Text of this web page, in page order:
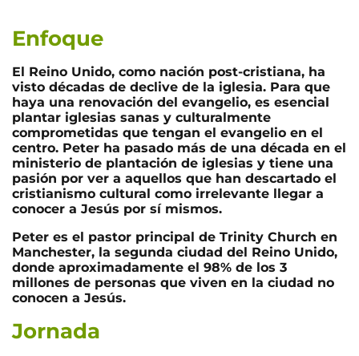
Enfoque
El Reino Unido, como nación post-cristiana, ha
visto décadas de declive de la iglesia. Para que
haya una renovación del evangelio, es esencial
plantar iglesias sanas y culturalmente
comprometidas que tengan el evangelio en el
centro. Peter ha pasado más de una década en el
ministerio de plantación de iglesias y tiene una
pasión por ver a aquellos que han descartado el
cristianismo cultural como irrelevante llegar a
conocer a Jesús por sí mismos.
Peter es el pastor principal de Trinity Church en
Manchester, la segunda ciudad del Reino Unido,
donde aproximadamente el 98% de los 3
millones de personas que viven en la ciudad no
conocen a Jesús.
Jornada